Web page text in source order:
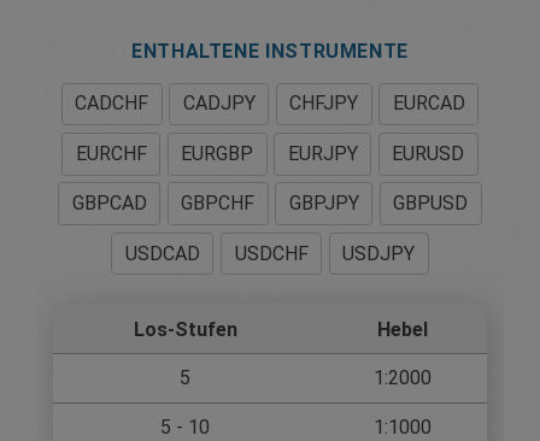
ENTHALTENE INSTRUMENTE
CADCHF CADJPY CHFJPY EURCAD
EURCHF EURGBP EURJPY EURUSD
GBPCAD GBPCHF GBPJPY GBPUSD
USDCAD USDCHF USDJPY
Los-Stufen Hebel
5 1:2000
5 - 10 1:1000